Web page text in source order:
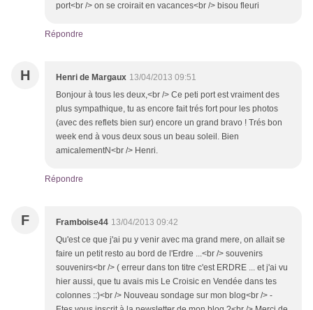
port<br /> on se croirait en vacances<br /> bisou fleuri
Répondre
H Henri de Margaux 13/04/2013 09:51
Bonjour à tous les deux,<br /> Ce peti port est vraiment des
plus sympathique, tu as encore fait trés fort pour les photos
(avec des reflets bien sur) encore un grand bravo ! Trés bon
week end à vous deux sous un beau soleil. Bien
amicalementN<br /> Henri.
Répondre
F Framboise44 13/04/2013 09:42
Qu'est ce que j'ai pu y venir avec ma grand mere, on allait se
faire un petit resto au bord de l'Erdre ...<br /> souvenirs
souvenirs<br /> ( erreur dans ton titre c'est ERDRE ... et j'ai vu
hier aussi, que tu avais mis Le Croisic en Vendée dans tes
colonnes ::)<br /> Nouveau sondage sur mon blog<br /> -